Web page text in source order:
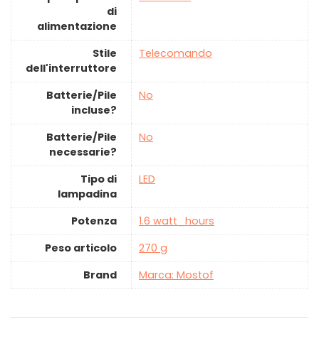
di
alimentazione
Stile
dell'interruttore
‎Telecomando
Batterie/Pile
incluse?
‎No
Batterie/Pile
necessarie?
‎No
Tipo di
lampadina
‎LED
Potenza
‎1.6 watt_hours
Peso articolo
‎270 g
Brand
Marca: Mostof